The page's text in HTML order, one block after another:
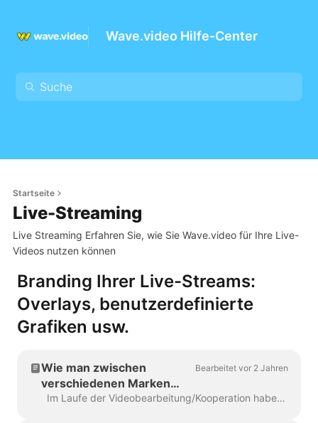
Wave.video Hilfe-Center
Startseite
Live-Streaming
Live Streaming Erfahren Sie, wie Sie Wave.video für Ihre Live-
Videos nutzen können
Branding Ihrer Live-Streams:
Overlays, benutzerdefinierte
Grafiken usw.
Wie man zwischen
verschiedenen Marken
wechselt
Bearbeitet vor 2 Jahren
Im Laufe der Videobearbeitung/Kooperation haben unsere Nutzer die Branding-Funktion häufig genutzt. Branding umfasst einzigartige Schriftarten, benutzerdefinierte Felder, ein ...